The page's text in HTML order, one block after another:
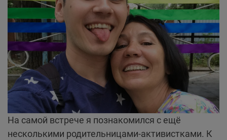
На самой встрече я познакомился с ещё
несколькими родительницами-активистками. К